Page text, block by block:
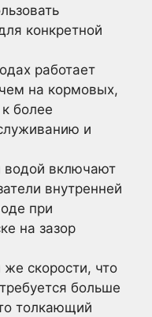
конкретной
работает
на кормовых,
более
и
водой включают
внутренней
при
на зазор
скорости, что
больше
толкающий